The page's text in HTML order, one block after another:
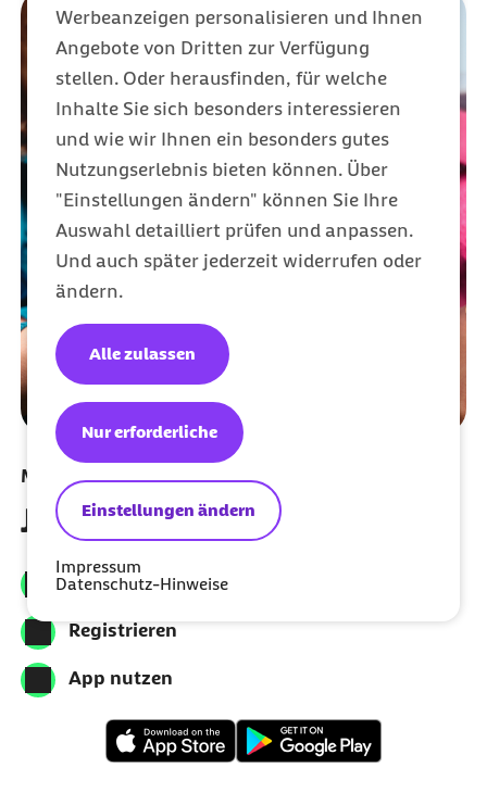
Werbeanzeigen personalisieren und Ihnen
Angebote von Dritten zur Verfügung
stellen. Oder herausfinden, für welche
Inhalte Sie sich besonders interessieren
und wie wir Ihnen ein besonders gutes
Nutzungserlebnis bieten können. Über
"Einstellungen ändern" können Sie Ihre
Auswahl detailliert prüfen und anpassen.
Und auch später jederzeit widerrufen oder
ändern.
Einstellungen ändern
Nur erforderliche
Alle zulassen
Impressum
Datenschutz-Hinweise
Meine Barmer per App nutzen
Jetzt herunterladen
Meine Barmer downloaden
Registrieren
App nutzen